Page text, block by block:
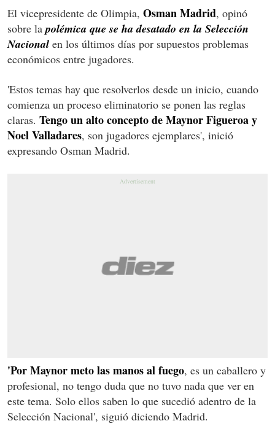
El vicepresidente de Olimpia, Osman Madrid, opinó
sobre la polémica que se ha desatado en la Selección
Nacional en los últimos días por supuestos problemas
económicos entre jugadores.
'Estos temas hay que resolverlos desde un inicio, cuando
comienza un proceso eliminatorio se ponen las reglas
claras. Tengo un alto concepto de Maynor Figueroa y
Noel Valladares, son jugadores ejemplares', inició
expresando Osman Madrid.
'Por Maynor meto las manos al fuego, es un caballero y
profesional, no tengo duda que no tuvo nada que ver en
este tema. Solo ellos saben lo que sucedió adentro de la
Selección Nacional', siguió diciendo Madrid.